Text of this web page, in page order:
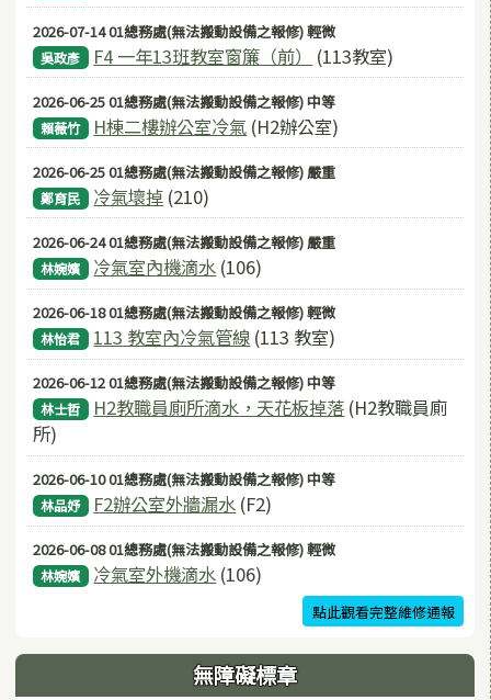
2026-07-14 01總務處(無法搬動設備之報修) 輕微
吳政彥 F4 一年13班教室窗簾（前） (113教室)
2026-06-25 01總務處(無法搬動設備之報修) 中等
賴薇竹 H棟二樓辦公室冷氣 (H2辦公室)
2026-06-25 01總務處(無法搬動設備之報修) 嚴重
鄭育民 冷氣壞掉 (210)
2026-06-24 01總務處(無法搬動設備之報修) 嚴重
林婉嬪 冷氣室內機滴水 (106)
2026-06-18 01總務處(無法搬動設備之報修) 輕微
林怡君 113 教室內冷氣管線 (113 教室)
2026-06-12 01總務處(無法搬動設備之報修) 中等
林士哲 H2教職員廁所滴水，天花板掉落 (H2教職員廁
所)
2026-06-10 01總務處(無法搬動設備之報修) 中等
林品妤 F2辦公室外牆漏水 (F2)
2026-06-08 01總務處(無法搬動設備之報修) 輕微
林婉嬪 冷氣室外機滴水 (106)
點此觀看完整維修通報
無障礙標章